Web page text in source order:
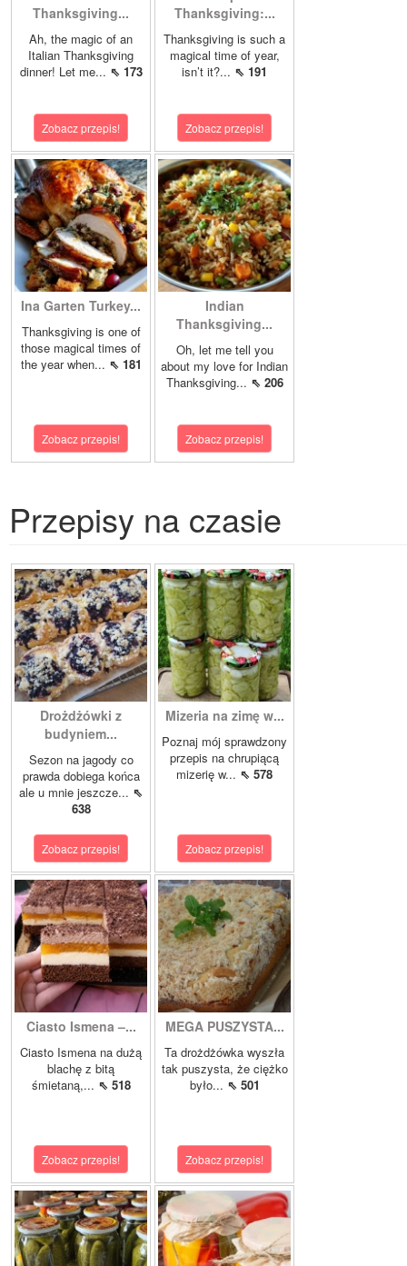
Thanksgiving...
Ah, the magic of an
Italian Thanksgiving
dinner! Let me... ⇖ 173
Zobacz przepis!
Thanksgiving:...
Thanksgiving is such a
magical time of year,
isn’t it?... ⇖ 191
Zobacz przepis!
Ina Garten Turkey...
Thanksgiving is one of
those magical times of
the year when... ⇖ 181
Zobacz przepis!
Indian
Thanksgiving...
Oh, let me tell you
about my love for Indian
Thanksgiving... ⇖ 206
Zobacz przepis!
Przepisy na czasie
Drożdżówki z
budyniem...
Sezon na jagody co
prawda dobiega końca
ale u mnie jeszcze... ⇖
638
Zobacz przepis!
Mizeria na zimę w...
Poznaj mój sprawdzony
przepis na chrupiącą
mizerię w... ⇖ 578
Zobacz przepis!
Ciasto Ismena –...
Ciasto Ismena na dużą
blachę z bitą
śmietaną,... ⇖ 518
Zobacz przepis!
MEGA PUSZYSTA...
Ta drożdżówka wyszła
tak puszysta, że ciężko
było... ⇖ 501
Zobacz przepis!